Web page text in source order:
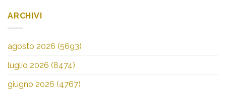
ARCHIVI
agosto 2026 (5693)
luglio 2026 (8474)
giugno 2026 (4767)